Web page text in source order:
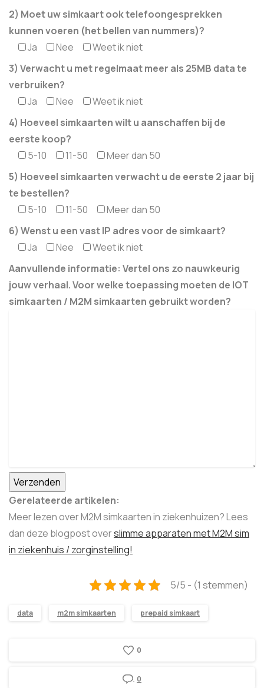
2) Moet uw simkaart ook telefoongesprekken
kunnen voeren (het bellen van nummers)?
Ja
Nee
Weet ik niet
3) Verwacht u met regelmaat meer als 25MB data te
verbruiken?
Ja
Nee
Weet ik niet
4) Hoeveel simkaarten wilt u aanschaffen bij de
eerste koop?
5-10
11-50
Meer dan 50
5) Hoeveel simkaarten verwacht u de eerste 2 jaar bij
te bestellen?
5-10
11-50
Meer dan 50
6) Wenst u een vast IP adres voor de simkaart?
Ja
Nee
Weet ik niet
Aanvullende informatie: Vertel ons zo nauwkeurig
jouw verhaal. Voor welke toepassing moeten de IOT
simkaarten / M2M simkaarten gebruikt worden?
Gerelateerde artikelen:
Meer lezen over M2M simkaarten in ziekenhuizen? Lees
dan deze blogpost overslimme apparaten met M2M sim
in ziekenhuis / zorginstelling!
5/5 - (1 stemmen)
data m2m simkaarten prepaid simkaart
0
0